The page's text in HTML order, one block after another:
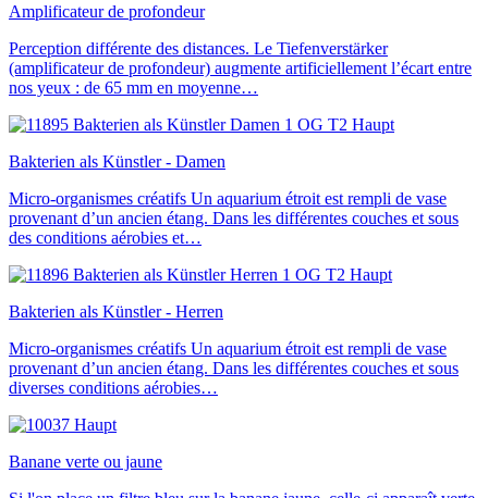
Amplificateur de profondeur
Perception différente des distances. Le Tiefenverstärker
(amplificateur de profondeur) augmente artificiellement l’écart entre
nos yeux : de 65 mm en moyenne…
Bakterien als Künstler - Damen
Micro-organismes créatifs Un aquarium étroit est rempli de vase
provenant d’un ancien étang. Dans les différentes couches et sous
des conditions aérobies et…
Bakterien als Künstler - Herren
Micro-organismes créatifs Un aquarium étroit est rempli de vase
provenant d’un ancien étang. Dans les différentes couches et sous
diverses conditions aérobies…
Banane verte ou jaune